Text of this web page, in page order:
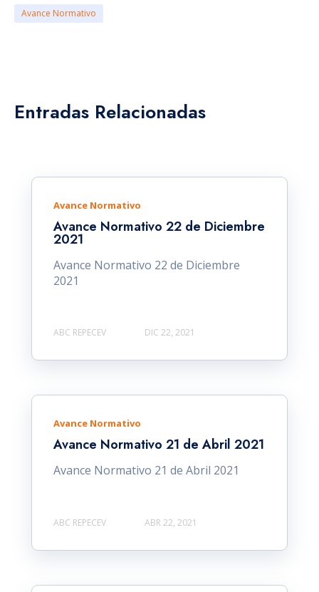
Avance Normativo
Entradas Relacionadas
Avance Normativo
Avance Normativo 22 de Diciembre
2021
Avance Normativo 22 de Diciembre
2021
ABC REPECEV DIC 22, 2021
Avance Normativo
Avance Normativo 21 de Abril 2021
Avance Normativo 21 de Abril 2021
ABC REPECEV ABR 22, 2021